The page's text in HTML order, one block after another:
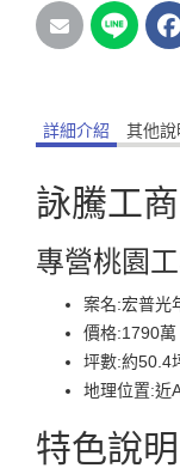
詳細介紹 其他說
詠騰工
專營桃園
案名:宏普光
價格:1790萬
坪數:約50.4
地理位置:近
特色說明